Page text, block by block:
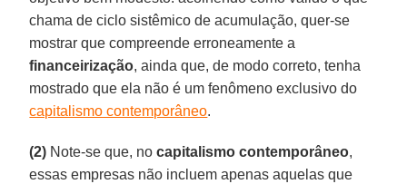
chama de ciclo sistêmico de acumulação, quer-se
mostrar que compreende erroneamente a
financeirização, ainda que, de modo correto, tenha
mostrado que ela não é um fenômeno exclusivo do
capitalismo contemporâneo.
(2) Note-se que, nocapitalismo contemporâneo,
essas empresas não incluem apenas aquelas que